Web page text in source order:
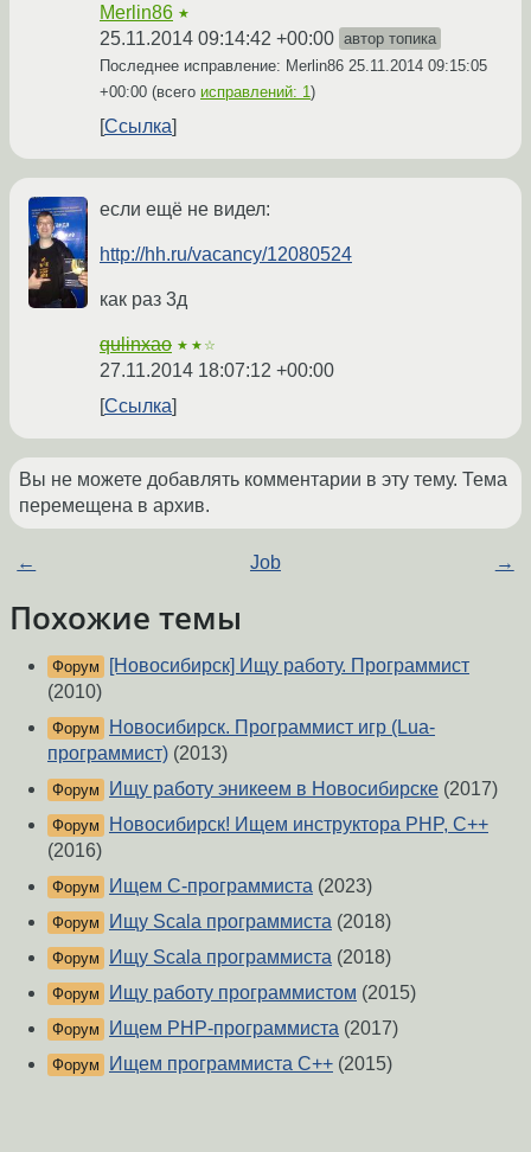
Merlin86 ★
25.11.2014 09:14:42 +00:00 автор топика
Последнее исправление: Merlin86 25.11.2014 09:15:05
+00:00 (всего исправлений: 1)
Ссылка
если ещё не видел:
http://hh.ru/vacancy/12080524
как раз 3д
qulinxao ★★☆
27.11.2014 18:07:12 +00:00
Ссылка
Вы не можете добавлять комментарии в эту тему. Тема
перемещена в архив.
← Job →
Похожие темы
Форум
[Новосибирск] Ищу работу. Программист
(2010)
Форум
Новосибирск. Программист игр (Lua-
программист) (2013)
Форум Ищу работу эникеем в Новосибирске (2017)
Форум
Новосибирск! Ищем инструктора PHP, C++
(2016)
Форум Ищем С-программиста (2023)
Форум Ищу Scala программиста (2018)
Форум Ищу Scala программиста (2018)
Форум Ищу работу программистом (2015)
Форум Ищем PHP-программиста (2017)
Форум Ищем программиста C++ (2015)